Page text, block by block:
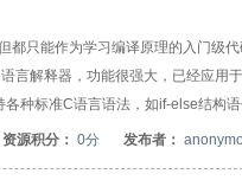
都只能作为学习编译原理的入门级
言解释器，功能很强大，已经应
种标准C语言语法，如if-else结
数组及指针。4. 支持自定义函数
资源积分： 0分 发布者：